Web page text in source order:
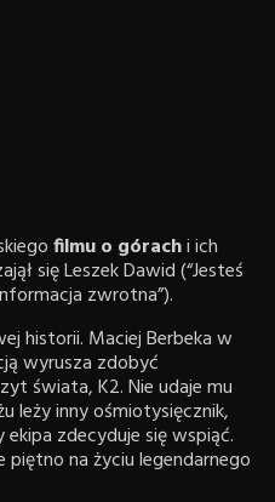
filmu o górachi ich
się Leszek Dawid (“Jesteś
zwrotna”).
historii. Maciej Berbeka w
wyrusza zdobyć
świata, K2. Nie udaje mu
leży inny ośmiotysięcznik,
zdecyduje się wspiąć.
na życiu legendarnego